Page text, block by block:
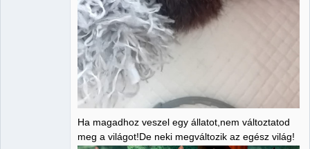
Ha magadhoz veszel egy állatot,nem változtatod
meg a világot!De neki megváltozik az egész világ!